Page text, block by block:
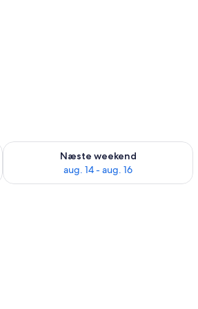
aug. 7 - aug. 9
Næste weekend
aug. 14 - aug. 16
Tjek tilgængelighed for næste weekend
et kontrolpanel, i et rum med en seng